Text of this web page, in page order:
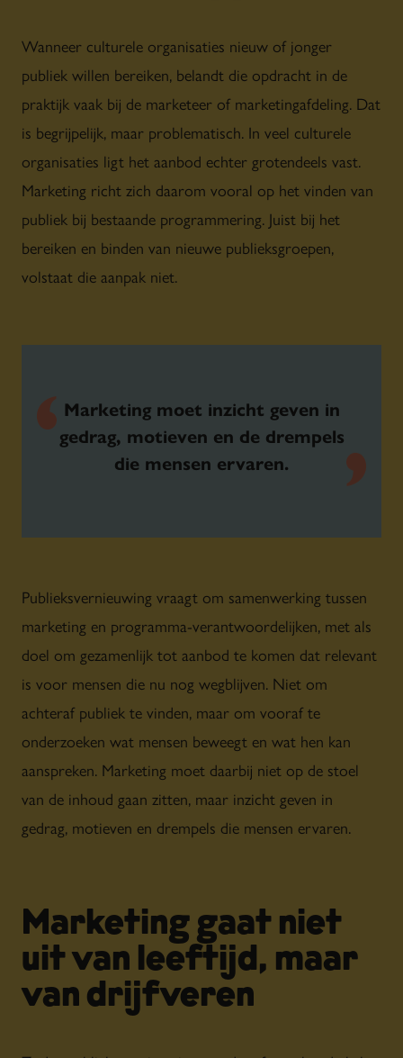
Wanneer culturele organisaties nieuw of jonger
publiek willen bereiken, belandt die opdracht in de
praktijk vaak bij de marketeer of marketingafdeling. Dat
is begrijpelijk, maar problematisch. In veel culturele
organisaties ligt het aanbod echter grotendeels vast.
Marketing richt zich daarom vooral op het vinden van
publiek bij bestaande programmering. Juist bij het
bereiken en binden van nieuwe publieksgroepen,
volstaat die aanpak niet.
Marketing moet inzicht geven in
gedrag, motieven en de drempels
die mensen ervaren.
Publieksvernieuwing vraagt om samenwerking tussen
marketing en programma-verantwoordelijken, met als
doel om gezamenlijk tot aanbod te komen dat relevant
is voor mensen die nu nog wegblijven. Niet om
achteraf publiek te vinden, maar om vooraf te
onderzoeken wat mensen beweegt en wat hen kan
aanspreken. Marketing moet daarbij niet op de stoel
van de inhoud gaan zitten, maar inzicht geven in
gedrag, motieven en drempels die mensen ervaren.
Marketing gaat niet
uit van leeftijd, maar
van drijfveren